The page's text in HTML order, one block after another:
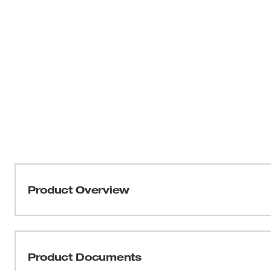
Product Overview
FUEL™ REDLITHIUM™ es la alimentación más
Product Documents